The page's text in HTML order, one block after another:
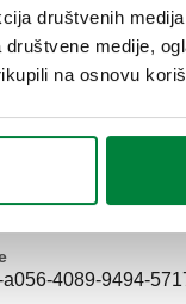
društvenih
medije,
na osnovu
336600. Nosač
automatskim
za sigurnosni
raspon
a056-4089-9494-